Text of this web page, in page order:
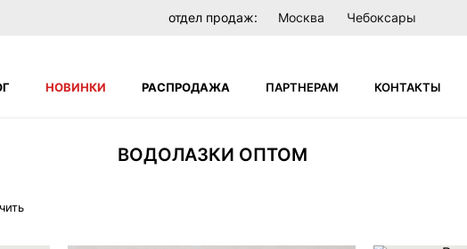
отдел продаж: Москва Чебоксары
НОВИНКИ РАСПРОДАЖА ПАРТНЕРАМ КОНТАКТЫ
Поиск по сайтуВОДОЛАЗКИ ОПТОМ